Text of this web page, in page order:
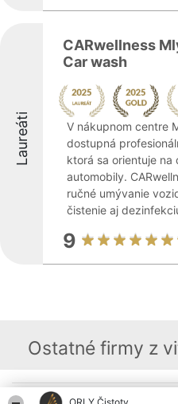
Laureáti
CARwellness
Car wash
V nákupnom centre
dostupná
ktorá sa orientuje
automobily.
ručné umývanie
čistenie aj
9
Ostatné firmy z
Organizátor hodnotenia